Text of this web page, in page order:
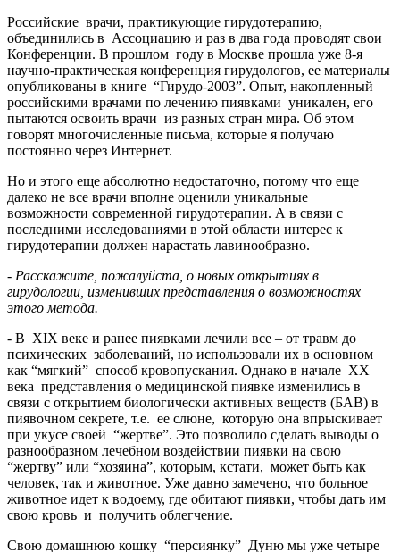
Российские врачи, практикующие гирудотерапию,
объединились в Ассоциацию и раз в два года проводят свои
Конференции. В прошлом году в Москве прошла уже 8-я
научно-практическая конференция гирудологов, ее материалы
опубликованы в книге “Гирудо-2003”. Опыт, накопленный
российскими врачами по лечению пиявками уникален, его
пытаются освоить врачи из разных стран мира. Об этом
говорят многочисленные письма, которые я получаю
постоянно через Интернет.
Но и этого еще абсолютно недостаточно, потому что еще
далеко не все врачи вполне оценили уникальные
возможности современной гирудотерапии. А в связи с
последними исследованиями в этой области интерес к
гирудотерапии должен нарастать лавинообразно.
- Расскажите, пожалуйста, о новых открытиях в
гирудологии, изменивших представления о возможностях
этого метода.
- В XIX веке и ранее пиявками лечили все – от травм до
психических заболеваний, но использовали их в основном
как “мягкий” способ кровопускания. Однако в начале XX
века представления о медицинской пиявке изменились в
связи с открытием биологически активных веществ (БАВ) в
пиявочном секрете, т.е. ее слюне, которую она впрыскивает
при укусе своей “жертве”. Это позволило сделать выводы о
разнообразном лечебном воздействии пиявки на свою
“жертву” или “хозяина”, которым, кстати, может быть как
человек, так и животное. Уже давно замечено, что больное
животное идет к водоему, где обитают пиявки, чтобы дать им
свою кровь и получить облегчение.
Свою домашнюю кошку “персиянку” Дуню мы уже четыре